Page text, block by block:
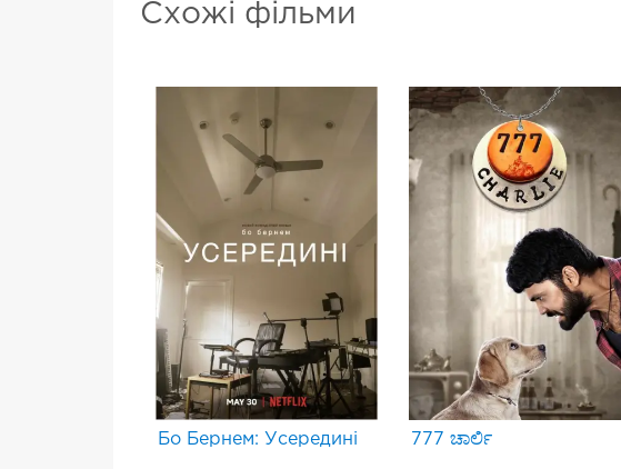
Схожі фільми
Бо Бернем: Усередині 777 ಚಾರ್ಲಿ